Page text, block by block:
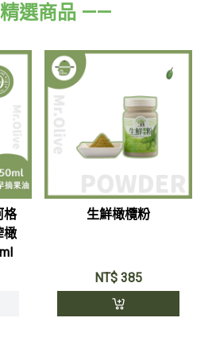
選商品 ——
格
橄
生鮮橄欖粉
NT$ 385